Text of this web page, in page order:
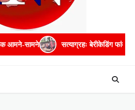
सत्याग्रहः बेरीकेडिंग फांदकर चौराहे तक पहुंचे